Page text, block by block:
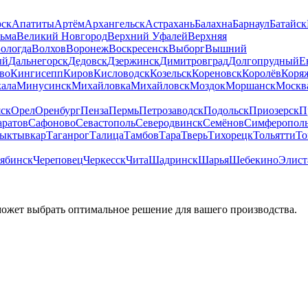
АпатитыАртёмАрхангельскАстраханьБалахнаБарнаулБатайск
Великий НовгородВерхний УфалейВерхняя
ВолховВоронежВоскресенскВыборгВышний
ДальнегорскДедовскДзержинскДимитровградДолгопрудный
КингисеппКировКисловодскКозельскКореновскКоролёв
МинусинскМихайловкаМихайловскМоздокМоршанск
ОрелОренбургПензаПермьПетрозаводскПодольскПриозерск
СафоновоСевастопольСеверодвинскСемёнов
ТаганрогТалицаТамбовТараТверьТихорецкТольятти
ЧереповецЧеркесскЧитаШадринскШарьяШебекино
выбрать оптимальное решение для вашего производства.